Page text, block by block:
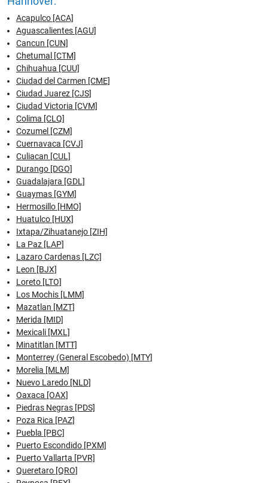
Acapulco [ACA]
Aguascalientes [AGU]
Cancun [CUN]
Chetumal [CTM]
Chihuahua [CUU]
Ciudad del Carmen [CME]
Ciudad Juarez [CJS]
Ciudad Victoria [CVM]
Colima [CLQ]
Cozumel [CZM]
Cuernavaca [CVJ]
Culiacan [CUL]
Durango [DGO]
Guadalajara [GDL]
Guaymas [GYM]
Hermosillo [HMO]
Huatulco [HUX]
Ixtapa/Zihuatanejo [ZIH]
La Paz [LAP]
Lazaro Cardenas [LZC]
Leon [BJX]
Loreto [LTO]
Los Mochis [LMM]
Mazatlan [MZT]
Merida [MID]
Mexicali [MXL]
Minatitlan [MTT]
Monterrey (General Escobedo) [MTY]
Morelia [MLM]
Nuevo Laredo [NLD]
Oaxaca [OAX]
Piedras Negras [PDS]
Poza Rica [PAZ]
Puebla [PBC]
Puerto Escondido [PXM]
Puerto Vallarta [PVR]
Queretaro [QRO]